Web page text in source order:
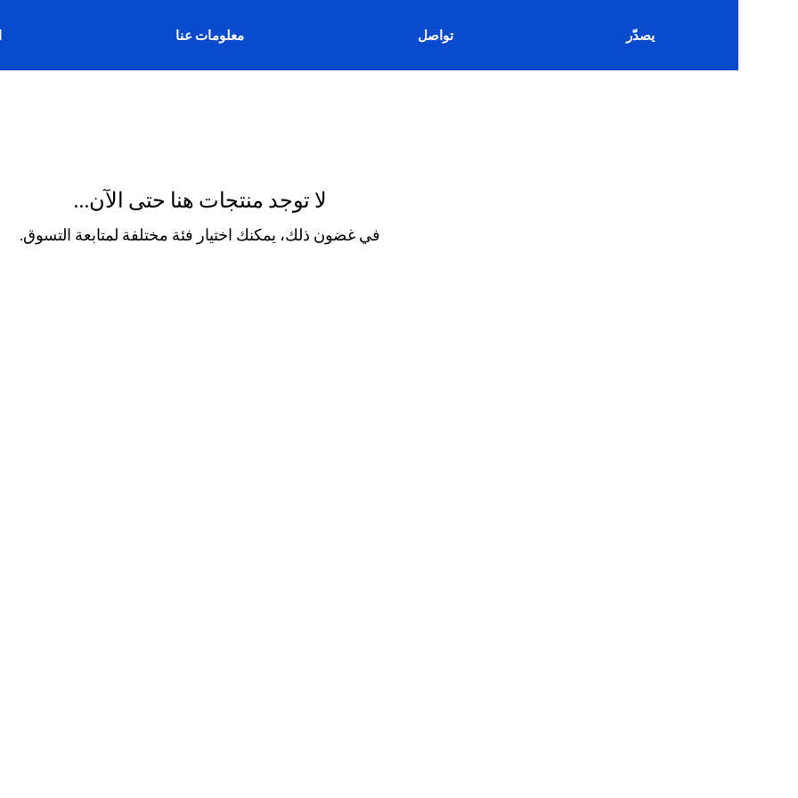
معلومات عنا تواصل يصدّر
لا توجد منتجات هنا حتى الآن...
في غضون ذلك، يمكنك اختيار فئة مختلفة لمتابعة التسوق.